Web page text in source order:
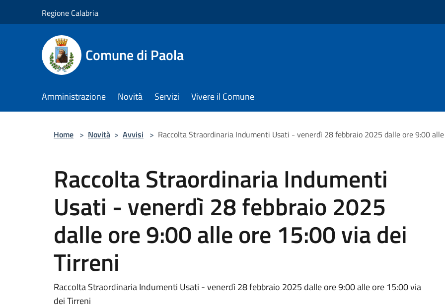
Regione Calabria
Comune di Paola
Amministrazione Novità Servizi Vivere il Comune
Home > Novità > Avvisi > Raccolta Straordinaria Indumenti Usati - venerdì 28 febbraio 2025 dalle ore 9:00
Raccolta Straordinaria Indumenti
Usati - venerdì 28 febbraio 2025
dalle ore 9:00 alle ore 15:00 via dei
Tirreni
Raccolta Straordinaria Indumenti Usati - venerdì 28 febbraio 2025 dalle ore 9:00 alle ore 15:00 via
dei Tirreni